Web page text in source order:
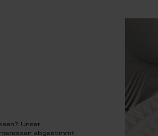
Unser
abgestimmt.